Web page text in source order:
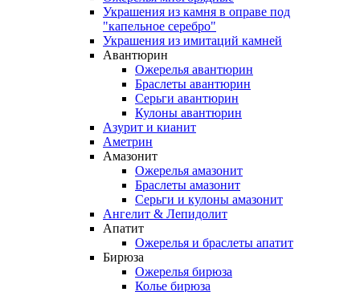
Украшения из камня в оправе под
"капельное серебро"
Украшения из имитаций камней
Авантюрин
Ожерелья авантюрин
Браслеты авантюрин
Серьги авантюрин
Кулоны авантюрин
Азурит и кианит
Аметрин
Амазонит
Ожерелья амазонит
Браслеты амазонит
Серьги и кулоны амазонит
Ангелит & Лепидолит
Апатит
Ожерелья и браслеты апатит
Бирюза
Ожерелья бирюза
Колье бирюза